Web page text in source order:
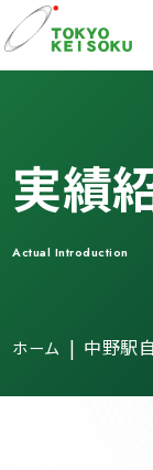
実績
Actual Introduction
ホーム | 中野駅